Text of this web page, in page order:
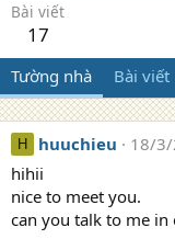
Bài viết
17
Tường nhà Bài viết
H huuchieu
18/
hihii
nice to meet you.
can you talk to me in